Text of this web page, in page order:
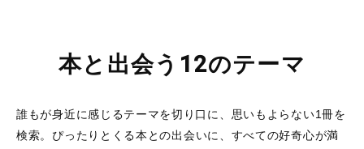
本と出会う12のテーマ
誰もが身近に感じるテーマを切り口に、思いもよらない1冊を
検索。 ぴったりとくる本との出会いに、すべての好奇心が満